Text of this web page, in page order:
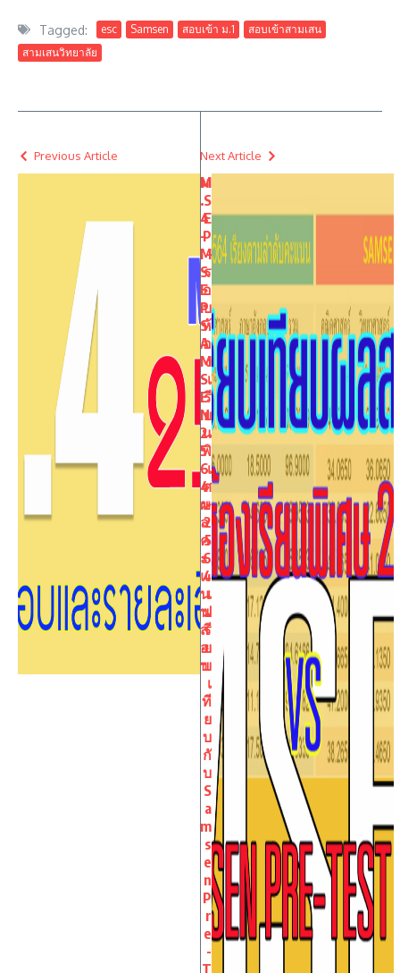
Tagged: esc Samsen สอบเข้า ม.1
สอบเข้าสามเสน
สามเสนวิทยาลัย
Previous Article
ม
.
4
–
M
S
E
P
S
A
M
S
E
N
2
5
6
4
ผ
ล
ค
ะ
แ
น
น
ส
อ
บ
Next Article
M
S
E
P
–
ร
อ
บ
ห้
อ
ง
เ
รี
ย
น
พิ
เ
ศ
ษ
2
5
6
4
เ
ป
รี
ย
บ
เ
ที
ย
บ
กั
บ
S
a
m
s
e
n
P
r
e
-
T